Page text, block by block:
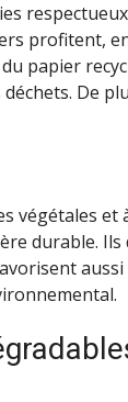
profitent,
papier
De
végétales et
durable. Ils